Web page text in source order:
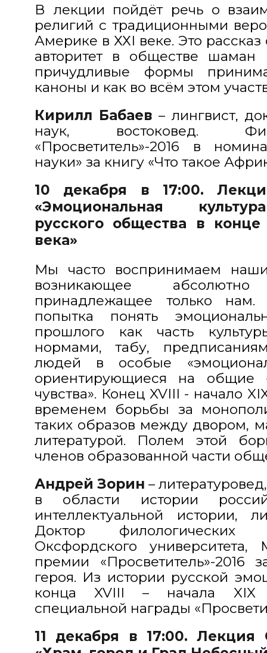
В лекции пойдёт речь о
религий с традиционными
Америке в ХХI веке. Это рассказ
авторитет в обществе шаман
причудливые формы
каноны и как во всём этом
Кирилл Бабаев– лингвист,
наук, востоковед.
«Просветитель»-2016 в
науки» за книгу «Что такое
10 декабря в 17:00.
«Эмоциональная
русского общества в
века»
Мы часто воспринимаем
возникающее
принадлежащее только
попытка понять
прошлого как часть
нормами, табу,
людей в особые
ориентирующиеся на общие
чувства». Конец XVIII - начало
временем борьбы за
таких образов между двором,
литературой. Полем этой
членов образованной части
Андрей Зорин –
в области истории
интеллектуальной истории,
Доктор филологических
Оксфордского
премии «Просветитель»-2016
героя. Из истории русской
конца XVIII – начала XIX
специальной награды
11 декабря в 17:00. Лекция